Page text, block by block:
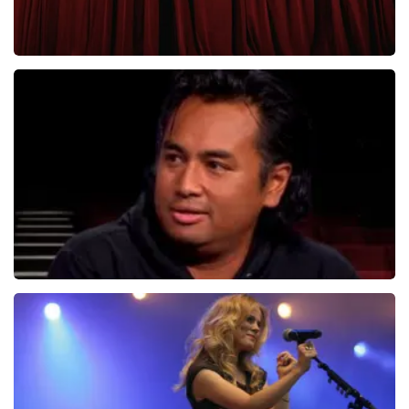
reviews
Daniel Arends
reviews